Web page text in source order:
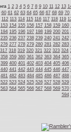
1 2 3 4 5 6 7 8 9 10 11 12 13
60 61 62 63 64 65 66 67 68 69 70
112 113 114 115 116 117 118 119
153 154 155 156 157 158 159 160
194 195 196 197 198 199 200 201
235 236 237 238 239 240 241 242
276 277 278 279 280 281 282 283
317 318 319 320 321 322 323 324
358 359 360 361 362 363 364 365
399 400 401 402 403 404 405 406
440 441 442 443 444 445 446 447
481 482 483 484 485 486 487 488
522 523 524 525 526 527 528 529
563 564 565 566 567 568 569 570
594